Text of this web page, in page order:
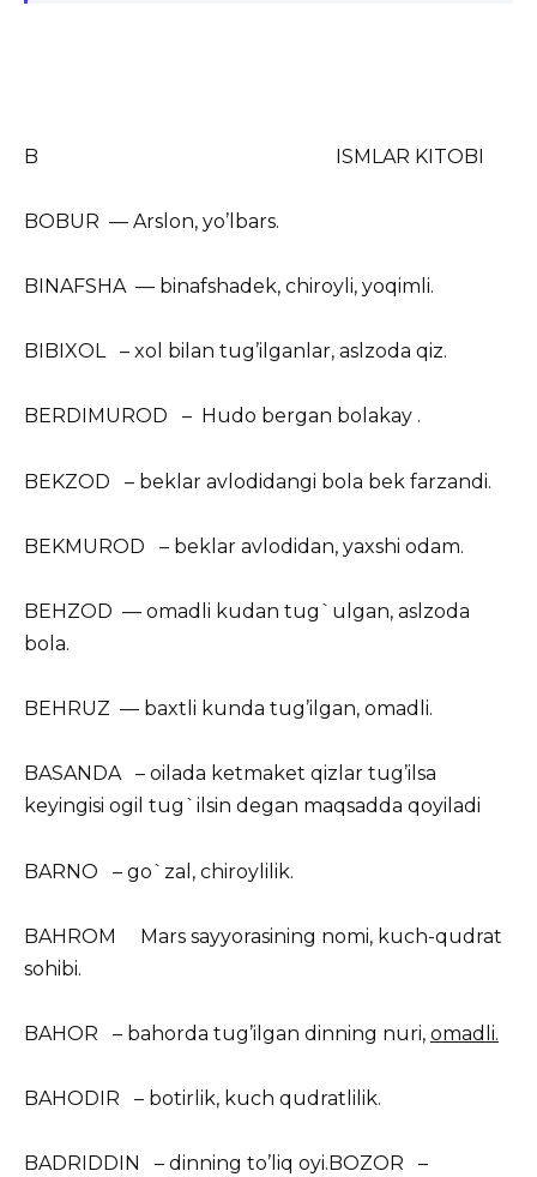
B ISMLAR KITOBI
BOBUR — Arslon, yo’lbars.
BINAFSHA — binafshadek, chiroyli, yoqimli.
BIBIXOL – xol bilan tug’ilganlar, aslzoda qiz.
BERDIMUROD – Hudo bergan bolakay .
BEKZOD – beklar avlodidangi bola bek farzandi.
BEKMUROD – beklar avlodidan, yaxshi odam.
BEHZOD — omadli kudan tug`ulgan, aslzoda
bola.
BEHRUZ — baxtli kunda tug’ilgan, omadli.
BASANDA – oilada ketmaket qizlar tug’ilsa
keyingisi ogil tug`ilsin degan maqsadda qoyiladi
BARNO – go`zal, chiroylilik.
BAHROM Mars sayyorasining nomi, kuch-qudrat
sohibi.
BAHOR – bahorda tug’ilgan dinning nuri, omadli.
BAHODIR – botirlik, kuch qudratlilik.
BADRIDDIN – dinning to’liq oyi.BOZOR –